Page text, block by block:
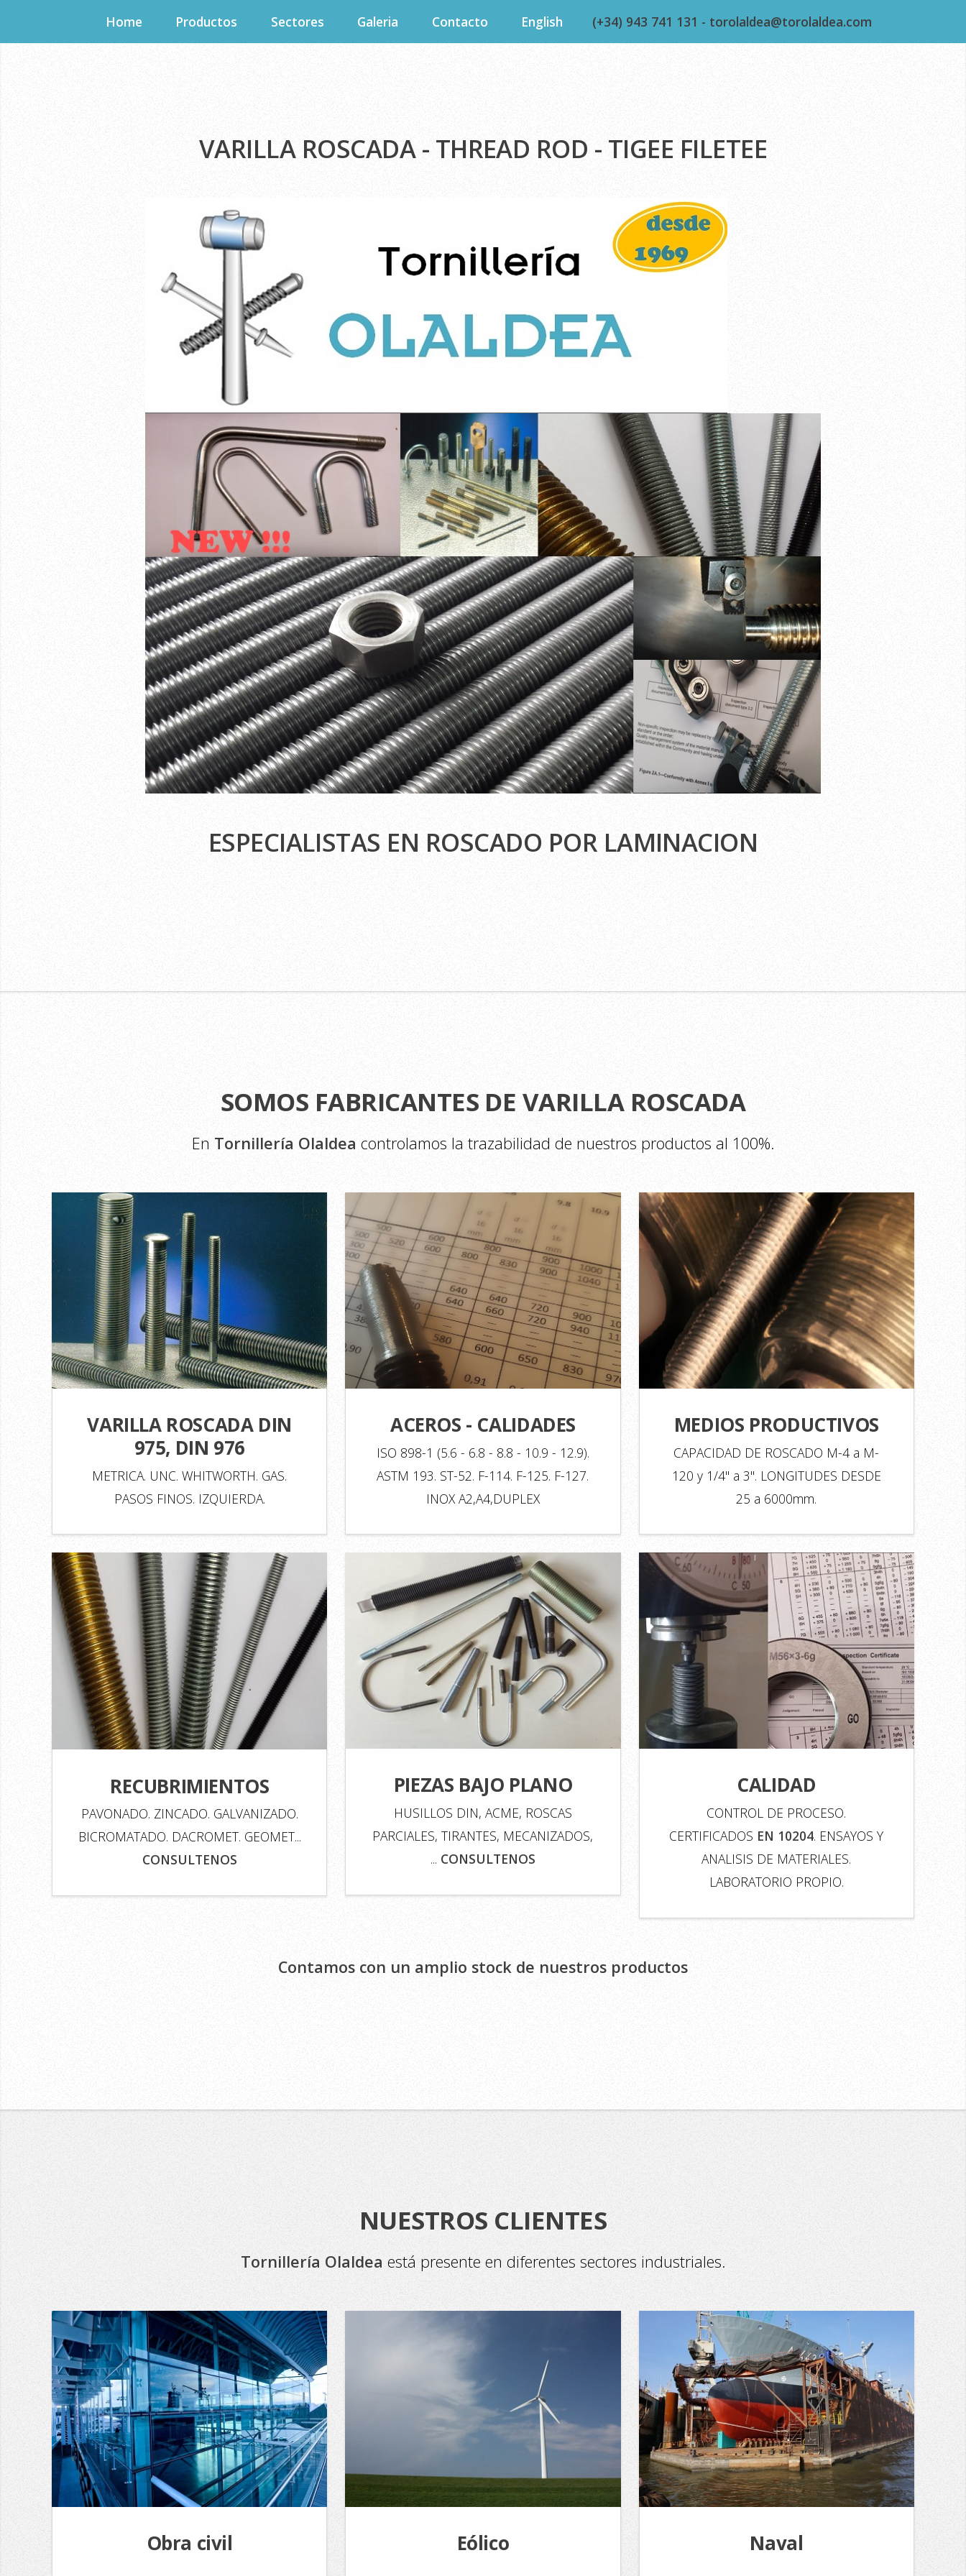
Home Productos Sectores Galeria Contacto English (+34) 943 741 131 - torolaldea@torolaldea.com
VARILLA ROSCADA - THREAD ROD - TIGEE FILETEE
ESPECIALISTAS EN ROSCADO POR LAMINACION
SOMOS FABRICANTES DE VARILLA ROSCADA
En Tornillería Olaldea controlamos la trazabilidad de nuestros productos al 100%.
VARILLA ROSCADA DIN
975, DIN 976
METRICA. UNC. WHITWORTH. GAS.
PASOS FINOS. IZQUIERDA.
ACEROS - CALIDADES
ISO 898-1 (5.6 - 6.8 - 8.8 - 10.9 - 12.9).
ASTM 193. ST-52. F-114. F-125. F-127.
INOX A2,A4,DUPLEX
MEDIOS PRODUCTIVOS
CAPACIDAD DE ROSCADO M-4 a M-
120 y 1/4" a 3". LONGITUDES DESDE
25 a 6000mm.
RECUBRIMIENTOS
PAVONADO. ZINCADO. GALVANIZADO.
BICROMATADO. DACROMET. GEOMET...
CONSULTENOS
PIEZAS BAJO PLANO
HUSILLOS DIN, ACME, ROSCAS
PARCIALES, TIRANTES, MECANIZADOS,
... CONSULTENOS
CALIDAD
CONTROL DE PROCESO.
CERTIFICADOS EN 10204. ENSAYOS Y
ANALISIS DE MATERIALES.
LABORATORIO PROPIO.
Contamos con un amplio stock de nuestros productos
NUESTROS CLIENTES
Tornillería Olaldea está presente en diferentes sectores industriales.
Obra civil Eólico Naval